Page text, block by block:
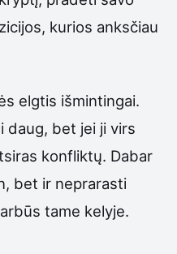
kurios anksčiau
elgtis išmintingai.
daug, bet jei ji virs
konfliktų. Dabar
bet ir neprarasti
tame kelyje.